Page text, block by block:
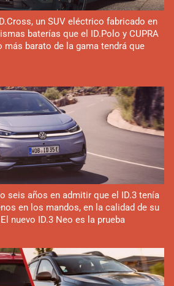
un SUV eléctrico fabricado en
baterías que el ID.Polo y CUPRA
más barato de la gama tendrá que
seis años en admitir que el ID.3 tenía
en los mandos, en la calidad de su
nuevo ID.3 Neo es la prueba